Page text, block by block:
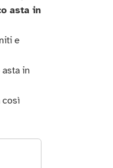
asta in
e
in
così